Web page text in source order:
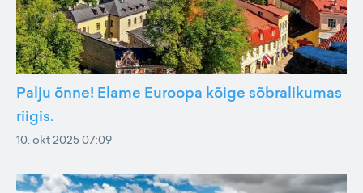
Palju õnne! Elame Euroopa kõige sõbralikumas
riigis.
10. okt 2025 07:09